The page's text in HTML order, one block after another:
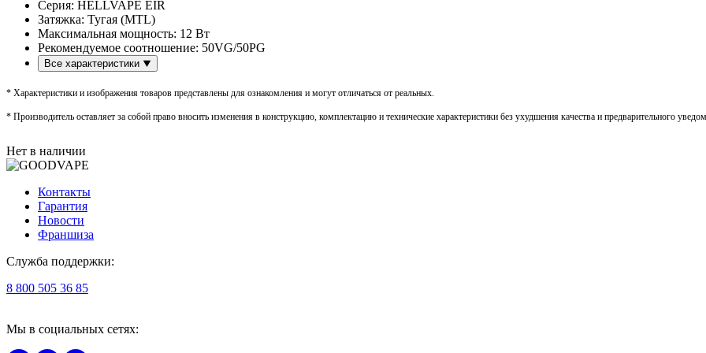
Серия: HELLVAPE EIR
Затяжка: Тугая (MTL)
Максимальная мощность: 12 Вт
Рекомендуемое соотношение: 50VG/50PG
Все характеристики
* Характеристики и изображения товаров представлены для ознакомления и могут отличаться от реальных.
* Производитель оставляет за собой право вносить изменения в конструкцию, комплектацию и технические характеристики без ухудшения качества и предварительного
Нет в наличии
Контакты
Гарантия
Новости
Франшиза
Служба поддержки:
8 800 505 36 85
Мы в социальных сетях: